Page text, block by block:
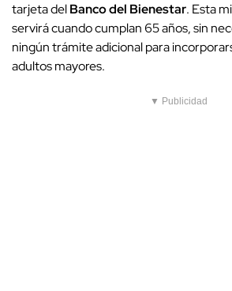
tarjeta delBanco del Bienestar. Esta
servirá cuando cumplan 65 años, sin
ningún trámite adicional para
adultos mayores.
▼ Publicidad